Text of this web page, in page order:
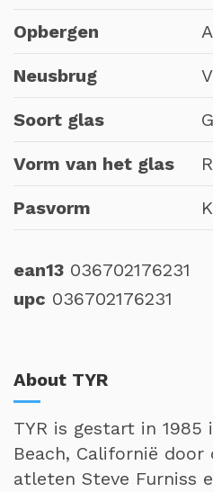
Opbergen
Neusbrug
Soort glas
Vorm van het glas
Pasvorm
ean13 036702176231
upc 036702176231
About TYR
TYR is gestart in
Beach, Californië
atleten Steve Furniss